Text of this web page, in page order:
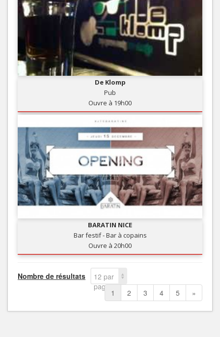
De Klomp
Pub
Ouvre à 19h00
BARATIN NICE
Bar festif - Bar à copains
Ouvre à 20h00
Nombre de résultats
12 par
page
1 2 3 4 5 »